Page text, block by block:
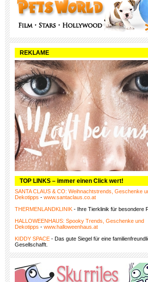
REKLAME
TOP LINKS – immer einen Click wert!
SANTA CLAUS & CO: Weihnachtstrends, Geschenke
Dekotipps - www.santaclaus.co.at
THERMENLANDKLINIK - Ihre Tierklinik für besondere
HALLOWEENHAUS: Spooky Trends, Geschenke und
Dekotipps - www.halloweenhaus.at
KIDDY SPACE - Das gute Siegel für eine
Gesellschafft.